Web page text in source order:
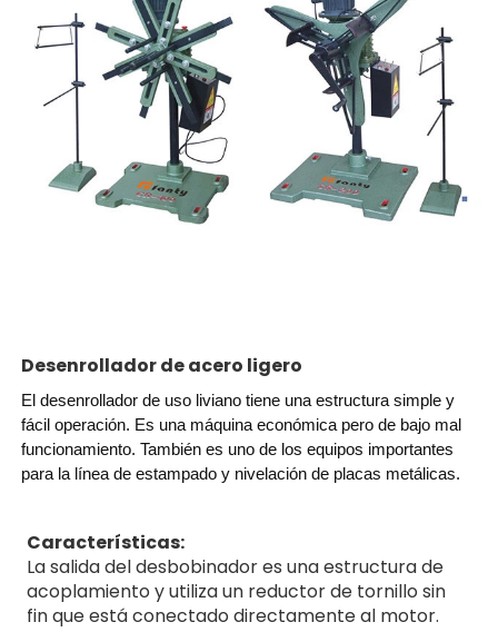
Desenrollador de acero ligero
El desenrollador de uso liviano tiene una estructura simple y
fácil operación. Es una máquina económica pero de bajo mal
funcionamiento. También es uno de los equipos importantes
para la línea de estampado y nivelación de placas metálicas.
Características:
La salida del desbobinador es una estructura de
acoplamiento y utiliza un reductor de tornillo sin
fin que está conectado directamente al motor.